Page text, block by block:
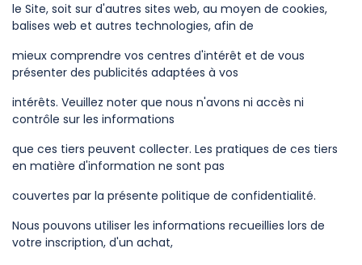
le Site, soit sur d'autres sites web, au moyen de cookies,
balises web et autres technologies, afin de
mieux comprendre vos centres d'intérêt et de vous
présenter des publicités adaptées à vos
intérêts. Veuillez noter que nous n'avons ni accès ni
contrôle sur les informations
que ces tiers peuvent collecter. Les pratiques de ces tiers
en matière d'information ne sont pas
couvertes par la présente politique de confidentialité.
Nous pouvons utiliser les informations recueillies lors de
votre inscription, d'un achat,